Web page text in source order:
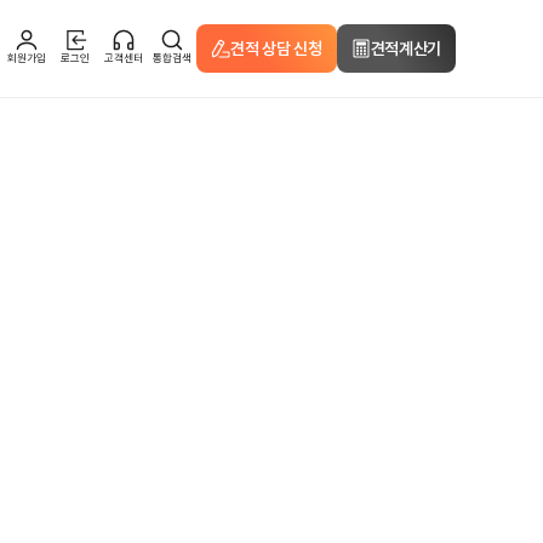
회원가입 로그인 고객센터 통합검색 견적 상담 신청 견적계산기